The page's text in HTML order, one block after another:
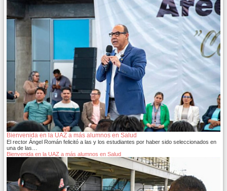
Bienvenida en la UAZ a más alumnos en Salud
El rector Ángel Román felicitó a las y los estudiantes por haber sido seleccionados en
una de las…
Bienvenida en la UAZ a más alumnos en Salud